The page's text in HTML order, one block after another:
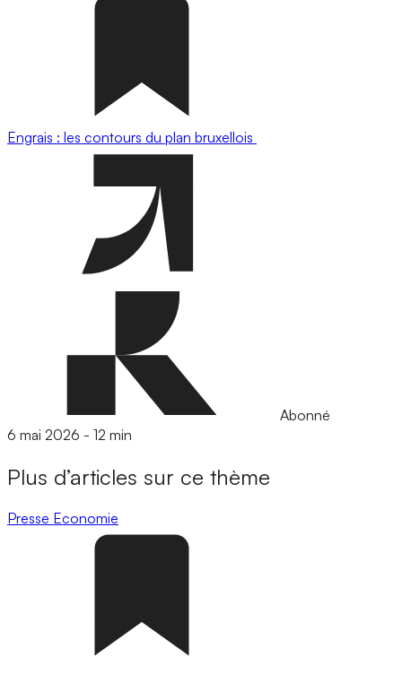
Engrais : les contours du plan bruxellois
Abonné
6 mai 2026 - 12 min
Plus d’articles sur ce thème
Presse Economie